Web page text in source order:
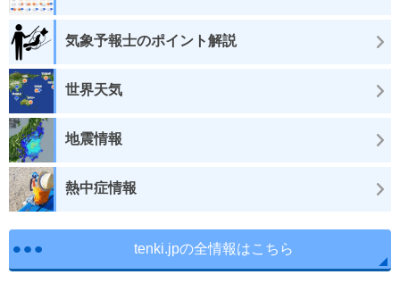
気象予報士のポイント解説
世界天気
地震情報
熱中症情報
tenki.jpの全情報はこちら